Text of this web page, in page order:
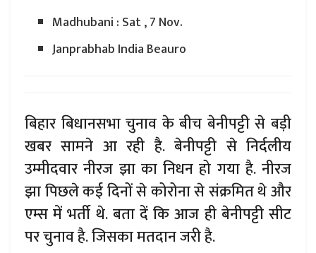
Madhubani : Sat , 7 Nov.
Janprabhab India Beauro
बिहार बिधानसभा चुनाव के बीच बेनीपट्टी से बड़ी
खबर सामने आ रही है. बेनीपट्टी से निर्दलीय
उम्मीदवार नीरज झा का निधन हो गया है. नीरज
झा पिछले कई दिनों से कोरोना से संक्रमित थे और
एम्स में भर्ती थे. बता दें कि आज ही बेनीपट्टी सीट
पर चुनाव है. जिसका मतदान जरी है.